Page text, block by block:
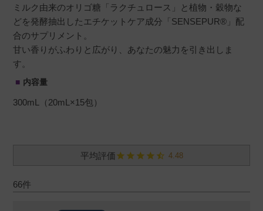
ミルク由来のオリゴ糖「ラクチュロース」と植物・穀物な
どを発酵抽出したエチケットケア成分「SENSEPUR®」配
合のサプリメント。
甘い香りがふわりと広がり、あなたの魅力を引き出しま
す。
内容量
300mL（20mL×15包）
4.48
66